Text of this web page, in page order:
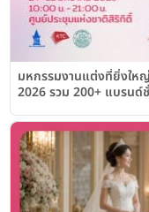
มหกรรมงานแต่งที่ยิ่งให
2026 รวม 200+ แบรน